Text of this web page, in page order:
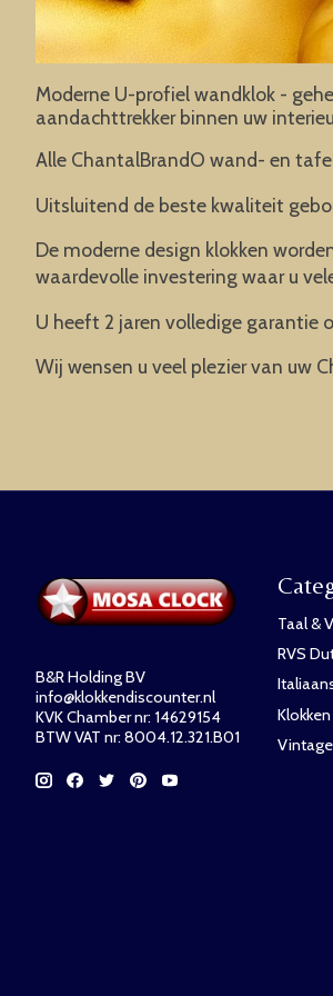
Moderne U-profiel wandklok -
aandachttrekker binnen uw
Alle ChantalBrandO wand- en
Uitsluitend de beste kwaliteit
De moderne design klokken
waardevolle investering waar u
U heeft 2 jaren volledige garantie
Wij wensen u veel plezier van uw
B&R Holding BV
info@klokkendiscounter.nl
KVK Chamber nr: 14629154
BTW VAT nr: 8004.12.321.B01
Taal &
RVS
Klokken